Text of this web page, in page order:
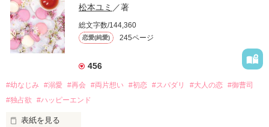
松本ユミ ／著
総文字数/144,360
恋愛(純愛) 245ページ
456
#幼なじみ #溺愛 #再会 #両片想い #初恋 #スパダリ #大人の恋 #御曹司
#独占欲
#ハッピーエンド
表紙を見る